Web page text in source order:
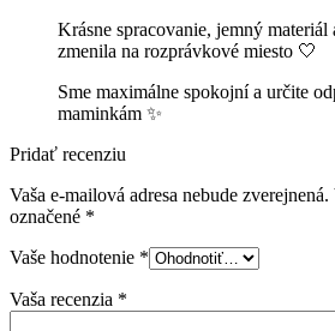
Krásne spracovanie, jemný materiál
zmenila na rozprávkové miesto 🤍
Sme maximálne spokojní a určite
maminkám ✨
Pridať recenziu
Vaša e-mailová adresa nebude zverejnená.
označené *
Vaše hodnotenie *
Vaša recenzia *